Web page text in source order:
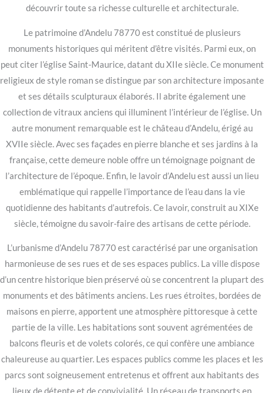
découvrir toute sa richesse culturelle et architecturale.
Le patrimoine d’Andelu 78770 est constitué de plusieurs
monuments historiques qui méritent d’être visités. Parmi eux, on
peut citer l’église Saint-Maurice, datant du XIIe siècle. Ce monument
religieux de style roman se distingue par son architecture imposante
et ses détails sculpturaux élaborés. Il abrite également une
collection de vitraux anciens qui illuminent l’intérieur de l’église. Un
autre monument remarquable est le château d’Andelu, érigé au
XVIIe siècle. Avec ses façades en pierre blanche et ses jardins à la
française, cette demeure noble offre un témoignage poignant de
l’architecture de l’époque. Enfin, le lavoir d’Andelu est aussi un lieu
emblématique qui rappelle l’importance de l’eau dans la vie
quotidienne des habitants d’autrefois. Ce lavoir, construit au XIXe
siècle, témoigne du savoir-faire des artisans de cette période.
L’urbanisme d’Andelu 78770 est caractérisé par une organisation
harmonieuse de ses rues et de ses espaces publics. La ville dispose
d’un centre historique bien préservé où se concentrent la plupart des
monuments et des bâtiments anciens. Les rues étroites, bordées de
maisons en pierre, apportent une atmosphère pittoresque à cette
partie de la ville. Les habitations sont souvent agrémentées de
balcons fleuris et de volets colorés, ce qui confère une ambiance
chaleureuse au quartier. Les espaces publics comme les places et les
parcs sont soigneusement entretenus et offrent aux habitants des